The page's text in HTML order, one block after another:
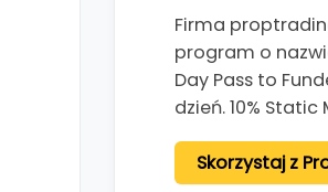
Firma
program o
Day Pass to
dzień. 10%
Skorzystaj z